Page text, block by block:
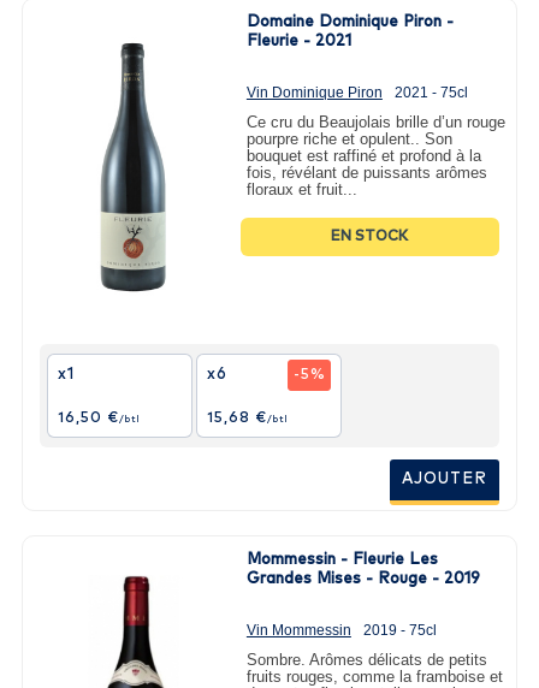
Domaine Dominique Piron -
Fleurie - 2021
Vin Dominique Piron 2021 - 75cl
Ce cru du Beaujolais brille d’un rouge
pourpre riche et opulent.. Son
bouquet est raffiné et profond à la
fois, révélant de puissants arômes
floraux et fruit...
EN STOCK
x1
16,50 €/btl
x6 -5%
15,68 €/btl
AJOUTER
Mommessin - Fleurie Les
Grandes Mises - Rouge - 2019
Vin Mommessin 2019 - 75cl
Sombre. Arômes délicats de petits
fruits rouges, comme la framboise et